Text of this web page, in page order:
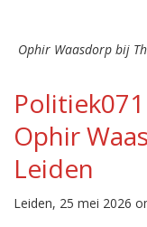
Ophir Waasdorp bij
Ophir
Leiden
Leiden, 25 mei 2026